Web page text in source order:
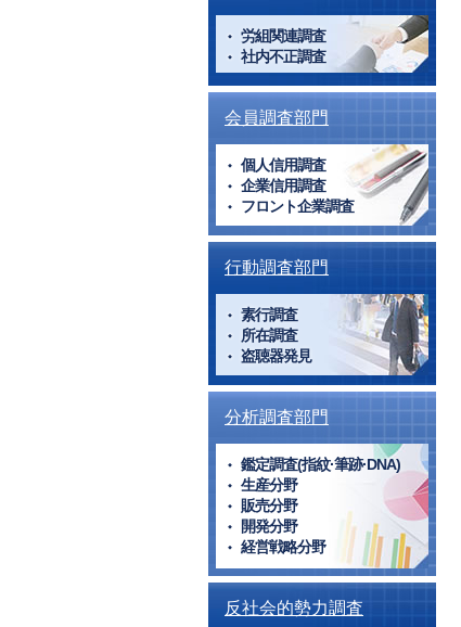
労組関連調査
社内不正調査
会員調査部門
個人信用調査
企業信用調査
フロント企業調査
行動調査部門
素行調査
所在調査
盗聴器発見
分析調査部門
鑑定調査(指紋·筆跡·DNA)
生産分野
販売分野
開発分野
経営戦略分野
反社会的勢力調査